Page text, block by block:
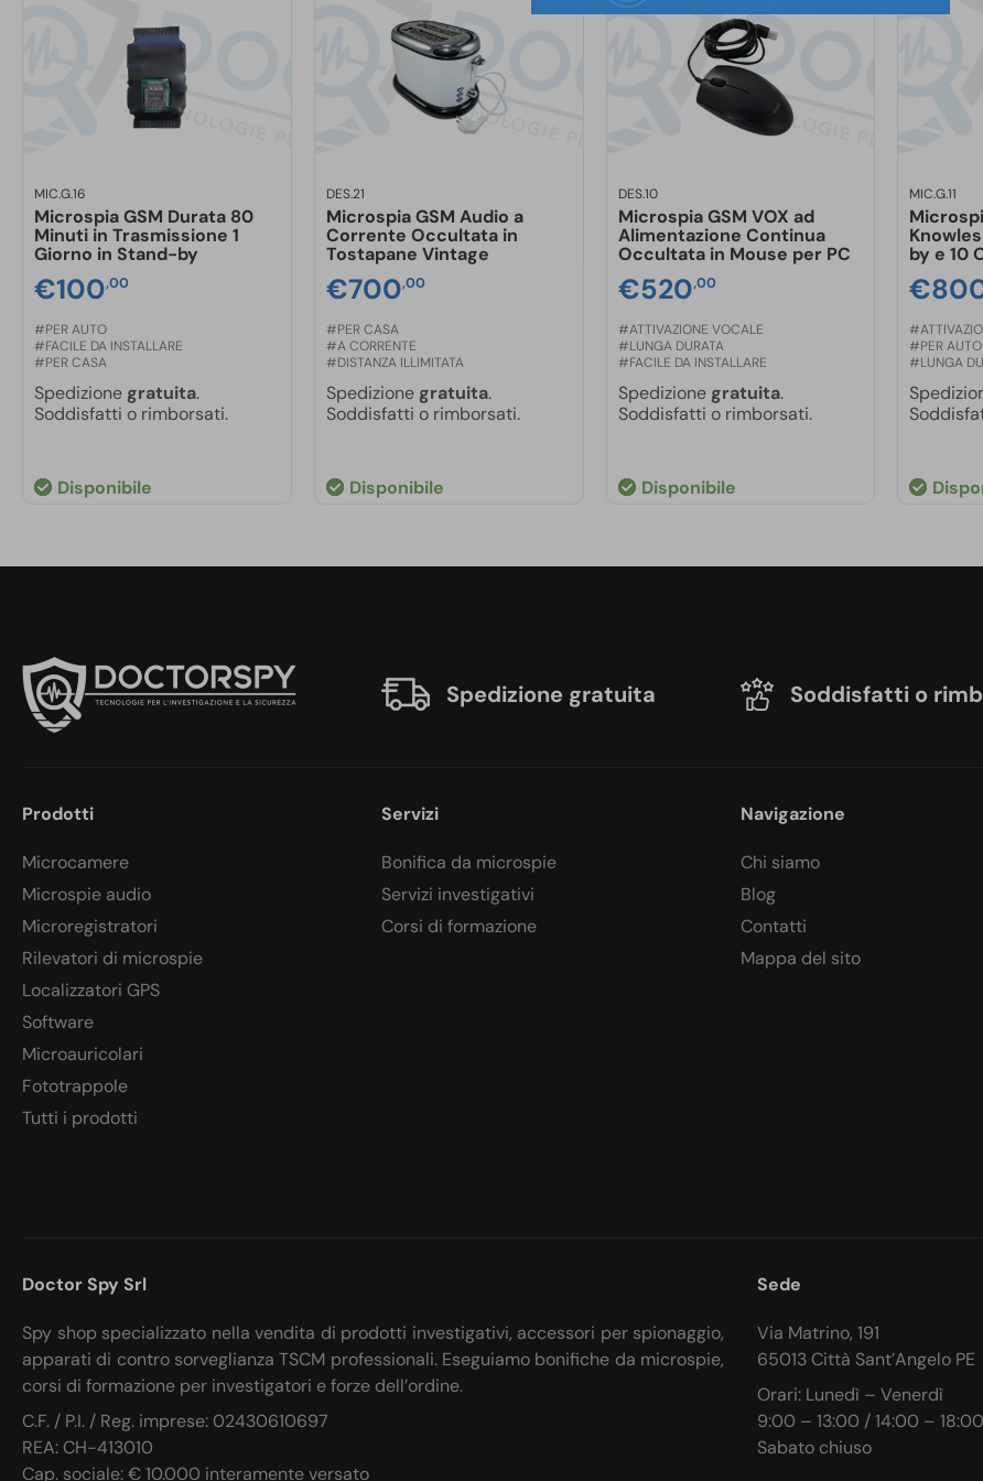
MIC.G.16
Microspia GSM Durata 80
Minuti in Trasmissione 1
Giorno in Stand-by
€100,00
#PER AUTO
#FACILE DA INSTALLARE
#PER CASA
Spedizione gratuita.
Soddisfatti o rimborsati.
Disponibile
DES.21
Microspia GSM Audio a
Corrente Occultata in
Tostapane Vintage
€700,00
#PER CASA
#A CORRENTE
#DISTANZA ILLIMITATA
Spedizione gratuita.
Soddisfatti o rimborsati.
Disponibile
DES.10
Microspia GSM VOX ad
Alimentazione Continua
Occultata in Mouse per PC
€520,00
#ATTIVAZIONE VOCALE
#LUNGA DURATA
#FACILE DA INSTALLARE
Spedizione gratuita.
Soddisfatti o rimborsati.
Disponibile
MIC.G.11
by e 10
€
#PER AUTO
#LUNGA
Spedizione gratuita Soddisfatti o
Prodotti
Microcamere
Microspie audio
Microregistratori
Rilevatori di microspie
Localizzatori GPS
Software
Microauricolari
Fototrappole
Tutti i prodotti
Servizi
Bonifica da microspie
Servizi investigativi
Corsi di formazione
Navigazione
Chi siamo
Blog
Contatti
Mappa del sito
Doctor Spy Srl
Spy shop specializzato nella vendita di prodotti investigativi, accessori per spionaggio,
apparati di contro sorveglianza TSCM professionali. Eseguiamo bonifiche da microspie,
corsi di formazione per investigatori e forze dell’ordine.
C.F. / P.I. / Reg. imprese: 02430610697
REA: CH-413010
Cap. sociale: € 10.000 interamente versato
Sede
Via Matrino, 191
65013 Città Sant’Angelo PE
Orari: Lunedì – Venerdì
9:00 – 13:00 / 14:00 – 18:00
Sabato chiuso